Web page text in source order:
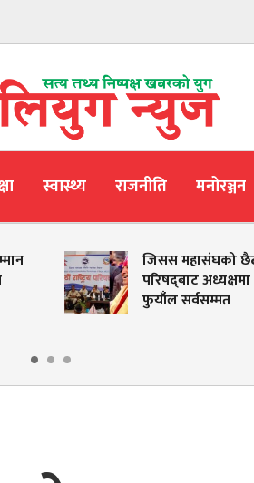
स्वास्थ्य राजनीति मनोरञ्जन
जिसस महासंघको छैठौं राष्ट्रिय
परिषद्‌बाट अध्यक्षमा ऋषिदेव
फुयाँल सर्वसम्मत